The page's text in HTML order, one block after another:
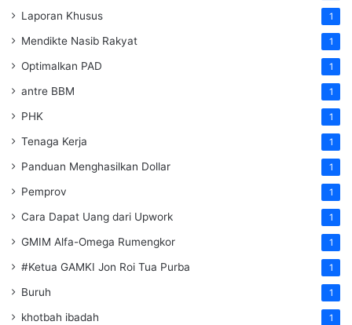
Laporan Khusus 1
Mendikte Nasib Rakyat 1
Optimalkan PAD 1
antre BBM 1
PHK 1
Tenaga Kerja 1
Panduan Menghasilkan Dollar 1
Pemprov 1
Cara Dapat Uang dari Upwork 1
GMIM Alfa-Omega Rumengkor 1
#Ketua GAMKI Jon Roi Tua Purba 1
Buruh 1
khotbah ibadah 1